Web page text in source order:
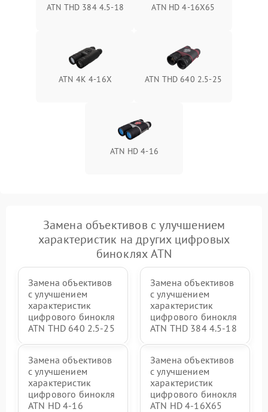
ATN THD 384 4.5-18 ATN HD 4-16X65
ATN 4K 4-16X ATN THD 640 2.5-25
ATN HD 4-16
Замена объективов с улучшением
характеристик на других цифровых
биноклях ATN
Замена объективов
с улучшением
характеристик
цифрового бинокля
ATN THD 640 2.5-25
Замена объективов
с улучшением
характеристик
цифрового бинокля
ATN THD 384 4.5-18
Замена объективов
с улучшением
характеристик
цифрового бинокля
ATN HD 4-16
Замена объективов
с улучшением
характеристик
цифрового бинокля
ATN HD 4-16X65